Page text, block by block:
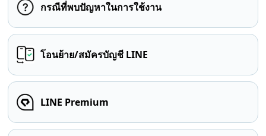
กรณีที่พบปัญหาในการใช้งาน
โอนย้าย/สมัครบัญชี LINE
LINE Premium